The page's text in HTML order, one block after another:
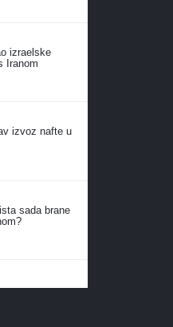
izraelske
Iranom
izvoz nafte u
sada brane